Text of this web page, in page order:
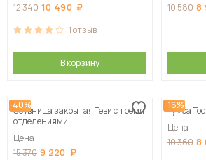
12 340 10 490
1отзыв
В корзину
10 580 8
-40%
Обувница закрытая Теви с тремя
отделениями
Цена
15 370 9 220
-16%
Тумба
Цена
10 360 8